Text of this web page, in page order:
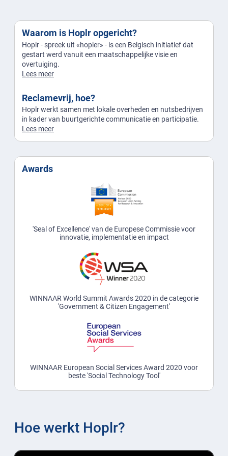
Waarom is Hoplr opgericht?
Hoplr - spreek uit «hopler» - is een Belgisch initiatief dat
gestart werd vanuit een maatschappelijke visie en
overtuiging.
Lees meer
Reclamevrij, hoe?
Hoplr werkt samen met lokale overheden en nutsbedrijven
in kader van buurtgerichte communicatie en participatie.
Lees meer
Awards
'Seal of Excellence' van de Europese Commissie voor
innovatie, implementatie en impact
WINNAAR World Summit Awards 2020 in de categorie
'Government & Citizen Engagement'
WINNAAR European Social Services Award 2020 voor
beste 'Social Technology Tool'
Hoe werkt Hoplr?